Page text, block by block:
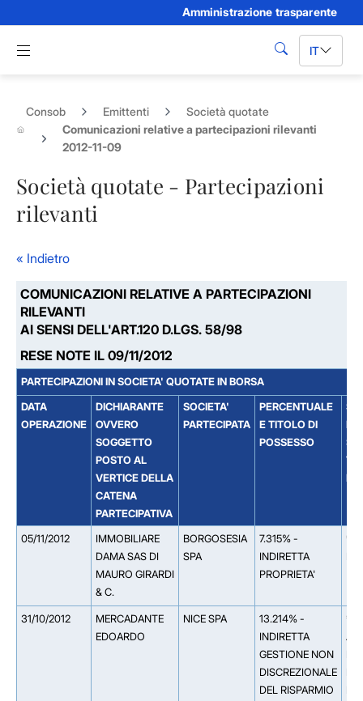
Amministrazione trasparente
Apri menu di navigazione
cerca IT
Consob Emittenti
Società quotate
Comunicazioni relative a partecipazioni rilevanti
2012-11-09
Società quotate - Partecipazioni
rilevanti
« Indietro
COMUNICAZIONI RELATIVE A PARTECIPAZIONI
RILEVANTI
AI SENSI DELL'ART.120 D.LGS. 58/98
RESE NOTE IL 09/11/2012
PARTECIPAZIONI IN SOCIETA' QUOTATE IN BORSA
DATA
OPERAZIONE
DICHIARANTE
OVVERO
SOGGETTO
POSTO AL
VERTICE DELLA
CATENA
PARTECIPATIVA
SOCIETA'
PARTECIPATA
PERCENTUALE
E TITOLO DI
POSSESSO
05/11/2012
IMMOBILIARE
DAMA SAS DI
MAURO GIRARDI
& C.
BORGOSESIA
SPA
7.315% -
INDIRETTA
PROPRIETA'
**
31/10/2012
MERCADANTE
EDOARDO
NICE SPA
13.214% -
INDIRETTA
GESTIONE NON
DISCREZIONALE
DEL RISPARMIO
**